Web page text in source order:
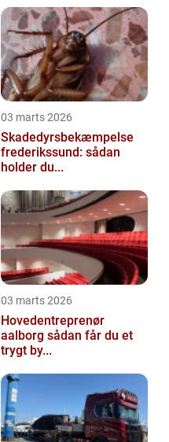
03 marts 2026
Skadedyrsbekæmpelse
frederikssund: sådan
holder du...
03 marts 2026
Hovedentreprenør
aalborg sådan får du et
trygt by...